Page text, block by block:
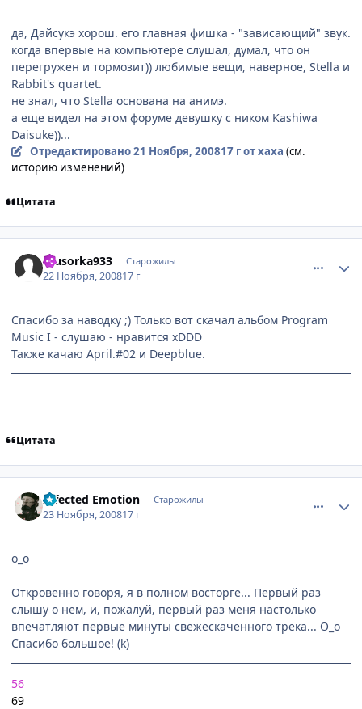
да, Дайсукэ хорош. его главная фишка - "зависающий" звук.
когда впервые на компьютере слушал, думал, что он
перегружен и тормозит)) любимые вещи, наверное, Stella и
Rabbit's quartet.
не знал, что Stella основана на анимэ.
а еще видел на этом форуме девушку с ником Kashiwa
Daisuke))...
Отредактировано21 Ноября, 200817 гот xaxa (см.
историю изменений)
Цитата
musorka933 Старожилы
22 Ноября, 200817 г
Спасибо за наводку ;) Только вот скачал альбом Program
Music I - слушаю - нравится xDDD
Также качаю April.#02 и Deepblue.
Цитата
Infected Emotion Старожилы
23 Ноября, 200817 г
о_о
Откровенно говоря, я в полном восторге... Первый раз
слышу о нем, и, пожалуй, первый раз меня настолько
впечатляют первые минуты свежескаченного трека... О_о
Спасибо большое! (k)
56
69